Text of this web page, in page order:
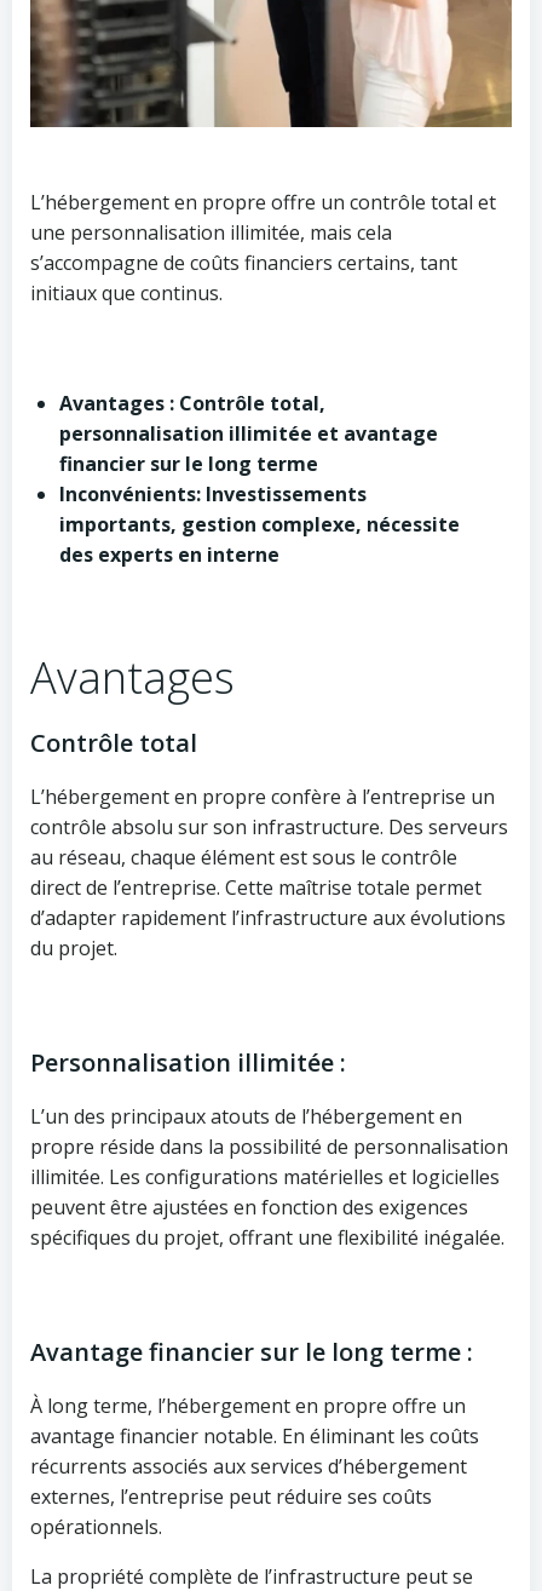
L’hébergement en propre offre un contrôle total et
une personnalisation illimitée, mais cela
s’accompagne de coûts financiers certains, tant
initiaux que continus.
Avantages : Contrôle total,
personnalisation illimitée et avantage
financier sur le long terme
Inconvénients: Investissements
importants, gestion complexe, nécessite
des experts en interne
Avantages
Contrôle total
L’hébergement en propre confère à l’entreprise un
contrôle absolu sur son infrastructure. Des serveurs
au réseau, chaque élément est sous le contrôle
direct de l’entreprise. Cette maîtrise totale permet
d’adapter rapidement l’infrastructure aux évolutions
du projet.
Personnalisation illimitée :
L’un des principaux atouts de l’hébergement en
propre réside dans la possibilité de personnalisation
illimitée. Les configurations matérielles et logicielles
peuvent être ajustées en fonction des exigences
spécifiques du projet, offrant une flexibilité inégalée.
Avantage financier sur le long terme :
À long terme, l’hébergement en propre offre un
avantage financier notable. En éliminant les coûts
récurrents associés aux services d’hébergement
externes, l’entreprise peut réduire ses coûts
opérationnels.
La propriété complète de l’infrastructure peut se